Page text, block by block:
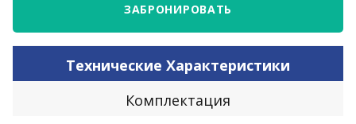
ЗАБРОНИРОВАТЬ
Технические Характеристики
Комплектация